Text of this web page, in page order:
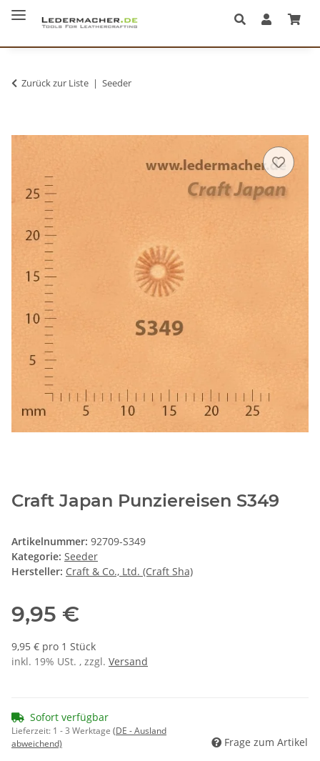
Zurück zur Liste Seeder
Craft Japan Punziereisen S349
Artikelnummer: 92709-S349
Kategorie: Seeder
Hersteller: Craft & Co., Ltd. (Craft Sha)
9,95 €
9,95 € pro 1 Stück
inkl. 19% USt. , zzgl. Versand
Sofort verfügbar
Lieferzeit: 1 - 3 Werktage (DE - Ausland
abweichend)
Frage zum Artikel